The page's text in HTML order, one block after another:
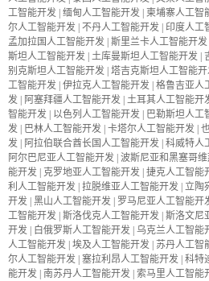
工智能开发 | 缅甸人工智能开发 | 柬埔寨人工智
尔人工智能开发 | 不丹人工智能开发 | 印度人工
孟加拉国人工智能开发 | 斯里兰卡人工智能开发
斯坦人工智能开发 | 土库曼斯坦人工智能开发 |
别克斯坦人工智能开发 | 塔吉克斯坦人工智能开
工智能开发 | 伊拉克人工智能开发 | 格鲁吉亚人
发 | 阿塞拜疆人工智能开发 | 土耳其人工智能开
智能开发 | 以色列人工智能开发 | 巴勒斯坦人工
发 | 巴林人工智能开发 | 卡塔尔人工智能开发 |
发 | 阿拉伯联合酋长国人工智能开发 | 科威特人
阿尔巴尼亚人工智能开发 | 波斯尼亚和黑塞哥
能开发 | 克罗地亚人工智能开发 | 捷克人工智能
利人工智能开发 | 拉脱维亚人工智能开发 | 立陶
开发 | 黑山人工智能开发 | 罗马尼亚人工智能开
工智能开发 | 斯洛伐克人工智能开发 | 斯洛文尼
开发 | 白俄罗斯人工智能开发 | 乌克兰人工智能
人工智能开发 | 埃及人工智能开发 | 苏丹人工智
尔人工智能开发 | 塞拉利昂人工智能开发 | 科特
能开发 | 南苏丹人工智能开发 | 索马里人工智能